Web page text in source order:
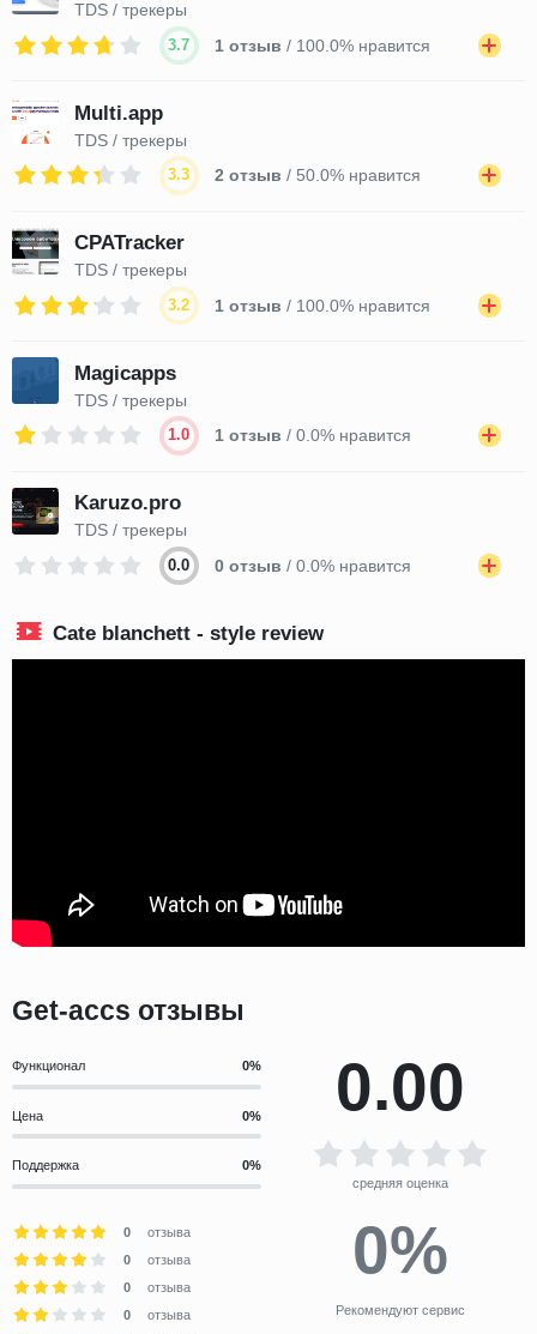
TDS / трекеры
3.7 1 отзыв / 100.0% нравится
Multi.app
TDS / трекеры
3.3 2 отзыв / 50.0% нравится
CPATracker
TDS / трекеры
3.2 1 отзыв / 100.0% нравится
Magicapps
TDS / трекеры
1.0 1 отзыв / 0.0% нравится
Karuzo.pro
TDS / трекеры
0.0 0 отзыв / 0.0% нравится
Cate blanchett - style review
Get-accs отзывы
Функционал
Цена
Поддержка
0.00
средняя оценка
0
отзыва
0
отзыва
0
отзыва
0
отзыва
0%
Рекомендуют сервис